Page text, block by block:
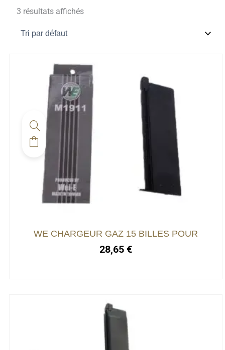
3 résultats affichés
WE CHARGEUR GAZ 15 BILLES POUR
28,65 €